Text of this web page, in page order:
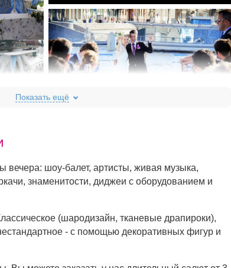
шоу-балет, артисты, живая музыка,
знаменитости, диджеи с оборудованием и
(шародизайн, тканевые драпироки),
- с помощью декоративных фигур и